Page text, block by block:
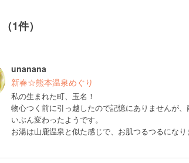
1件）
unanana
新春☆熊本温泉めぐり
私の生まれた町、玉名！
物心つく前に引っ越したので記憶にありませんが
いぶん変わったようです。
お湯は山鹿温泉と似た感じで、お肌つるつるになり